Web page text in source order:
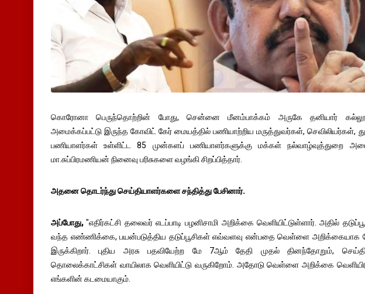
கொரோனா பெருந்தொற்றின் போது, சென்னை மீனம்பாக்கம் அருகே தனியார்
அமைக்கப்பட்டு இருந்த கோவிட் கேர் மையத்தில் பணியாற்றிய மருத்துவர்கள், செவிலியர்கள்,
பணியாளர்கள் உள்ளிட்ட 85 முன்களப் பணியாளர்களுக்கு மக்கள் நல்வாழ்வுத்துறை
மா.சுப்பிரமணியன் நினைவு பரிசுகளை வழங்கி சிறப்பித்தார்.
அதனை தொடர்ந்து செய்தியாளர்களை சந்தித்து பேசினார்.
அப்போது,"எதிர்கட்சி தலைவர் எடப்பாடி பழனிசாமி அறிக்கை வெளியிட்டுள்ளார். அதில்
வந்த எண்ணிக்கை, பயன்படுத்திய தடுப்பூசிகள் எவ்வளவு என்பதை வெள்ளை அறிக்கையாக
இருக்கிறார். புதிய அரசு பதவியேற்ற மே 7ஆம் தேதி முதல் தினந்தோறும்,
தொலைக்காட்சிகள் வாயிலாக வெளியிட்டு வருகிறோம். அதோடு வெள்ளை அறிக்கை
எங்களின் கடமையாகும்.